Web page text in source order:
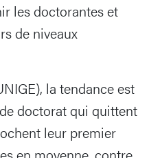
les doctorantes et
de niveaux
la tendance est
doctorat qui quittent
leur premier